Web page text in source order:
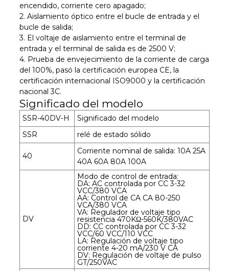
encendido, corriente cero apagado;
2. Aislamiento óptico entre el bucle de entrada y el
bucle de salida;
3. El voltaje de aislamiento entre el terminal de
entrada y el terminal de salida es de 2500 V;
4. Prueba de envejecimiento de la corriente de carga
del 100%, pasó la certificación europea CE, la
certificación internacional ISO9000 y la certificación
nacional 3C.
Significado del modelo
SSR-40DV-H
Significado del modelo
SSR
relé de estado sólido
40
Corriente nominal de salida: 10A 25A
40A 60A 80A 100A
DV
Modo de control de entrada:
DA: AC controlada por CC 3-32
VCC/380 VCA
AA: Control de CA CA 80-250
VCA/380 VCA
VA: Regulador de voltaje tipo
resistencia 470KΩ-560K/380VAC
DD: CC controlada por CC 3-32
VCC/60 VCC/110 VCC
LA: Regulación de voltaje tipo
corriente 4-20 mA/230 V CA
DV: Regulación de voltaje de pulso
GT/250VAC